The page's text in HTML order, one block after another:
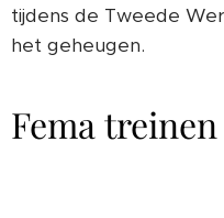
tijdens de Tweede
het geheugen.
Fema treinen